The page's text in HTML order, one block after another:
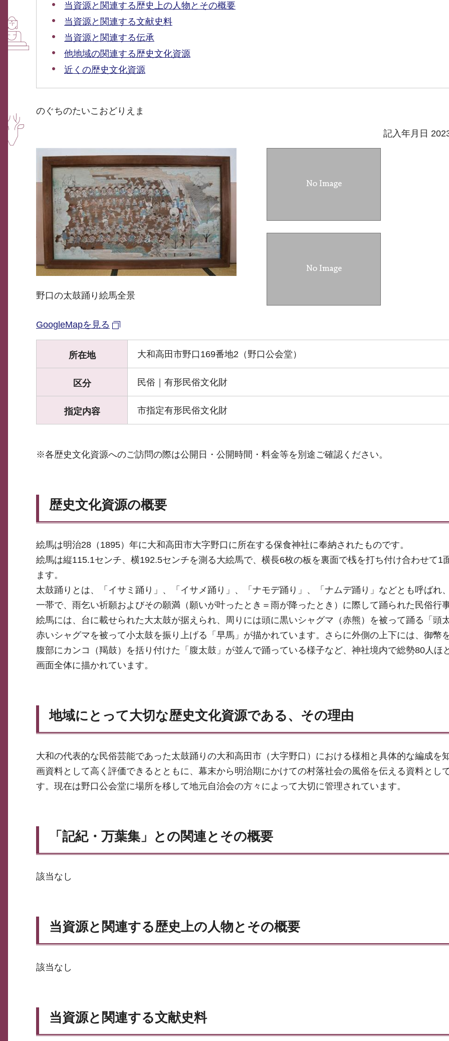
当資源と関連する歴史上の人物とその概要
当資源と関連する文献史料
当資源と関連する伝承
他地域の関連する歴史文化資源
近くの歴史文化資源
のぐちのたいこおどりえま
記入年月日
野口の太鼓踊り絵馬全景
GoogleMapを見る
所在地 大和高田市野口169番地2（野口公会堂）
区分 民俗｜有形民俗文化財
指定内容 市指定有形民俗文化財
※各歴史文化資源へのご訪問の際は公開日・公開時間・料金等を別途ご確認ください。
歴史文化資源の概要
絵馬は明治28（1895）年に大和高田市大字野口に所在する保食神社に奉納されたものです。
絵馬は縦115.1センチ、横192.5センチを測る大絵馬で、横長6枚の板を裏面で桟を打ち付け合わせて1
ます。
太鼓踊りとは、「イサミ踊り」、「イサメ踊り」、「ナモデ踊り」、「ナムデ踊り」などとも呼ばれ
一帯で、雨乞い祈願およびその願満（願いが叶ったとき＝雨が降ったとき）に際して踊られた民俗行事
絵馬には、台に載せられた大太鼓が据えられ、周りには頭に黒いシャグマ（赤熊）を被って踊る「頭太
赤いシャグマを被って小太鼓を振り上げる「早馬」が描かれています。さらに外側の上下には、御幣
腹部にカンコ（羯鼓）を括り付けた「腹太鼓」が並んで踊っている様子など、神社境内で総勢80人ほ
画面全体に描かれています。
地域にとって大切な歴史文化資源である、その理由
大和の代表的な民俗芸能であった太鼓踊りの大和高田市（大字野口）における様相と具体的な編成を
画資料として高く評価できるとともに、幕末から明治期にかけての村落社会の風俗を伝える資料とし
す。現在は野口公会堂に場所を移して地元自治会の方々によって大切に管理されています。
「記紀・万葉集」との関連とその概要
該当なし
当資源と関連する歴史上の人物とその概要
該当なし
当資源と関連する文献史料